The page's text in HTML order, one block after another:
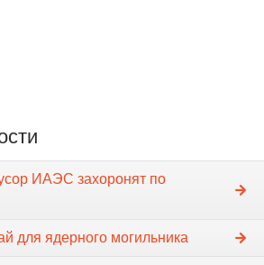
ИАЭС захоронят по
для ядерного могильника